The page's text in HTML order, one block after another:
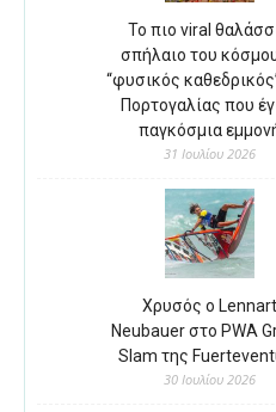
Το πιο viral
σπήλαιο του
“φυσικός
Πορτογαλίας που
παγκόσμια
31 Ιουλίου 2026
Χρυσός ο Lennart
Neubauer στο PWA
Slam της
30 Ιουλίου 2026